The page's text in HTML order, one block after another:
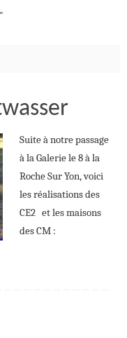
Suite à notre passage
à la Galerie le 8 à la
Roche Sur Yon, voici
les réalisations des
CE2 et les maisons
des CM :